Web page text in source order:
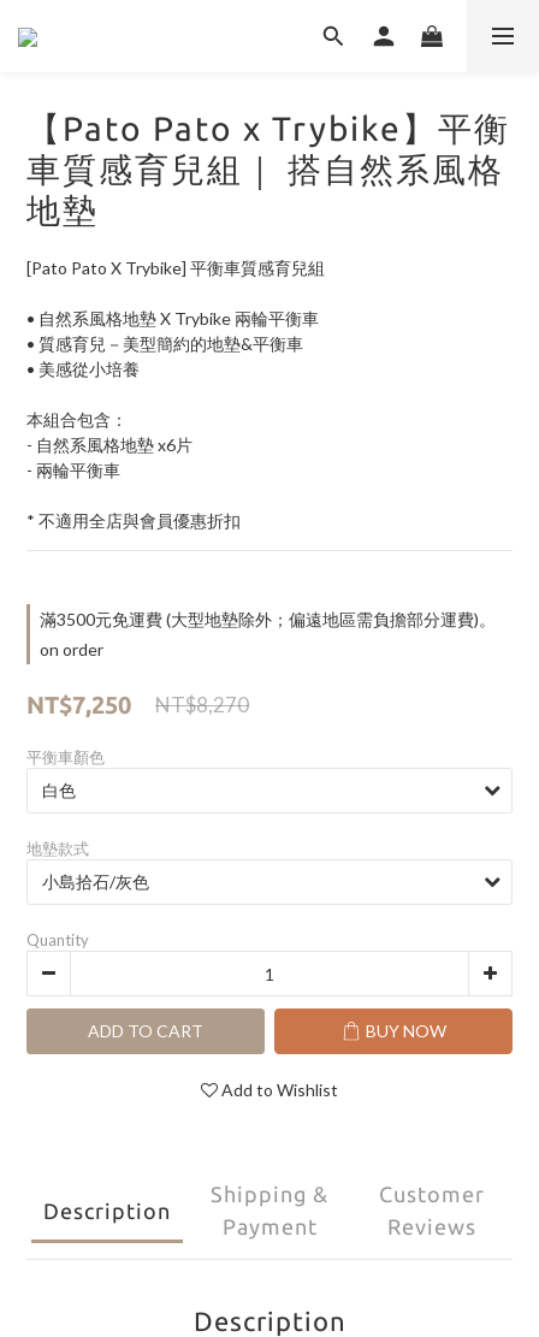
【Pato Pato x Trybike】平衡
車質感育兒組｜ 搭自然系風格
地墊
[Pato Pato X Trybike] 平衡車質感育兒組
• 自然系風格地墊 X Trybike 兩輪平衡車
• 質感育兒－美型簡約的地墊&平衡車
• 美感從小培養
本組合包含：
- 自然系風格地墊 x6片
- 兩輪平衡車
* 不適用全店與會員優惠折扣
滿3500元免運費 (大型地墊除外；偏遠地區需負擔部分運費)。
on order
NT$7,250 NT$8,270
平衡車顏色
地墊款式
Quantity
ADD TO CART BUY NOW
Add to Wishlist
Description
Shipping &
Payment
Customer
Reviews
Description